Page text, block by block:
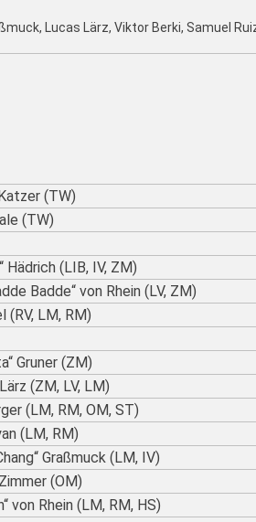
Lucas Lärz, Viktor Berki, Samuel
(TW)
(TW)
Hädrich (LIB, IV, ZM)
Badde“ von Rhein (LV, ZM)
LM, RM)
Gruner (ZM)
(ZM, LV, LM)
(LM, RM, OM, ST)
(LM, RM)
Graßmuck (LM, IV)
(OM)
von Rhein (LM, RM, HS)